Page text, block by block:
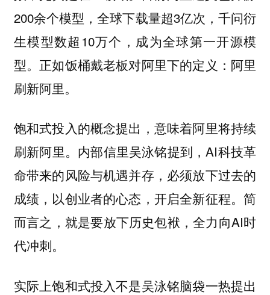
200余个模型，全球下载量超3亿次，千问衍
生模型数超10万个，成为全球第一开源模
型。正如饭桶戴老板对阿里下的定义：阿里
刷新阿里。
饱和式投入的概念提出，意味着阿里将持续
刷新阿里。内部信里吴泳铭提到，AI科技革
命带来的风险与机遇并存，必须放下过去的
成绩，以创业者的心态，开启全新征程。简
而言之，就是要放下历史包袱，全力向AI时
代冲刺。
实际上饱和式投入不是吴泳铭脑袋一热提出